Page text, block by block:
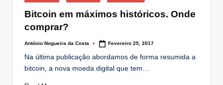
in
Bitcoin em máximos históricos. Onde
comprar?
Posted
António Nogueira da Costa Fevereiro 25, 2017
Na última publicação abordamos de forma resumida a
bitcoin, a nova moeda digital que tem…